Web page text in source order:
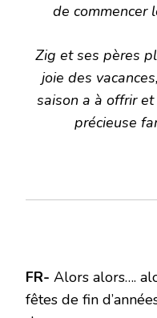
de commencer
Zig et ses pères
joie des
saison a à offrir
précieuse
FR- Alors alors….
fêtes de fin